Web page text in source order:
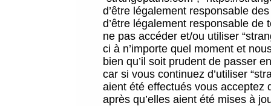
d’être légalement responsable
d’être légalement responsable
ne pas accéder et/ou utiliser
ci à n’importe quel moment et
bien qu’il soit prudent de passer
car si vous continuez d’utiliser
aient été effectués vous acceptez
après qu’elles aient été mises à